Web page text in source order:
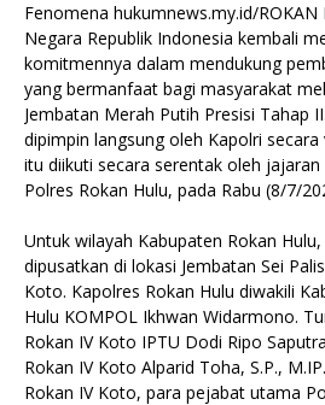
Fenomena hukumnews.my.id/ROKAN
Negara Republik Indonesia kembali
komitmennya dalam mendukung
yang bermanfaat bagi masyarakat
Jembatan Merah Putih Presisi Tahap
dipimpin langsung oleh Kapolri
itu diikuti secara serentak oleh
Polres Rokan Hulu, pada Rabu (8/7/
Untuk wilayah Kabupaten Rokan
dipusatkan di lokasi Jembatan Sei
Koto. Kapolres Rokan Hulu diwakili
Hulu KOMPOL Ikhwan Widarmono.
Rokan IV Koto IPTU Dodi Ripo
Rokan IV Koto Alparid Toha, S.P.,
Rokan IV Koto, para pejabat utama